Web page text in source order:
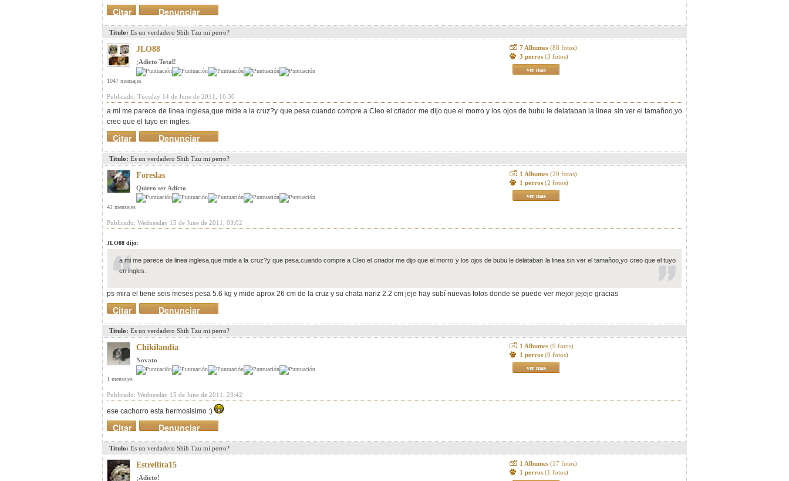
Denunciar
mensaje
Citar
Titulo: Es un verdadero Shih Tzu mi perro?
JLO88
¡Adicto Total!
1047 mensajes
7 Albumes (88 fotos)
3 perros (3 fotos)
ver mas
Publicado: Tuesday 14 de June de 2011, 10:30
a mi me parece de linea inglesa,que mide a la cruz?y que pesa.cuando compre a Cleo el criador me dijo que el morro y los ojos de bubu le delataban la linea sin ver el tamañoo,yo
creo que el tuyo en ingles.
Denunciar
mensaje
Citar
Titulo: Es un verdadero Shih Tzu mi perro?
Foreslas
Quiero ser Adicto
42 mensajes
1 Albumes (20 fotos)
1 perros (2 fotos)
ver mas
Publicado: Wednesday 15 de June de 2011, 03:02
JLO88 dijo:
a mi me parece de linea inglesa,que mide a la cruz?y que pesa.cuando compre a Cleo el criador me dijo que el morro y los ojos de bubu le delataban la linea sin ver el tamañoo,yo creo que el tuyo
en ingles.
ps mira el tiene seis meses pesa 5.6 kg y mide aprox 26 cm de la cruz y su chata nariz 2.2 cm jeje hay subí nuevas fotos donde se puede ver mejor jejeje gracias
Denunciar
mensaje
Citar
Titulo: Es un verdadero Shih Tzu mi perro?
Chikilandia
Novato
1 mensajes
1 Albumes (9 fotos)
1 perros (0 fotos)
ver mas
Publicado: Wednesday 15 de June de 2011, 23:42
ese cachorro esta hermosisimo :)
Denunciar
mensaje
Citar
Titulo: Es un verdadero Shih Tzu mi perro?
Estrellita15
¡Adicto!
1 Albumes (17 fotos)
1 perros (1 fotos)